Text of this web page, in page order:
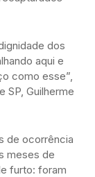
dos
aqui e
como esse”,
SP, Guilherme
de ocorrência
meses de
furto: foram